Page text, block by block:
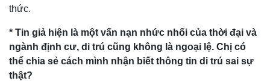
thức.
* Tin giả hiện là một vấn nạn nhức nhối của thời đại và
ngành định cư, di trú cũng không là ngoại lệ. Chị có
thể chia sẻ cách mình nhận biết thông tin di trú sai sự
thật?